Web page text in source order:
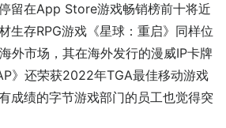
留在App Store游戏畅销榜前十将近
生存RPG游戏《星球：重启》同样位
外市场，其在海外发行的漫威IP卡牌
》还荣获2022年TGA最佳移动游戏
成绩的字节游戏部门的员工也觉得突